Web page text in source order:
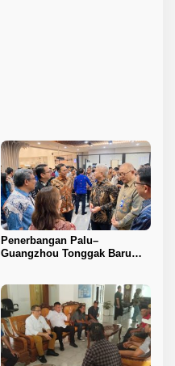
Penerbangan Palu–
Guangzhou Tonggak Baru